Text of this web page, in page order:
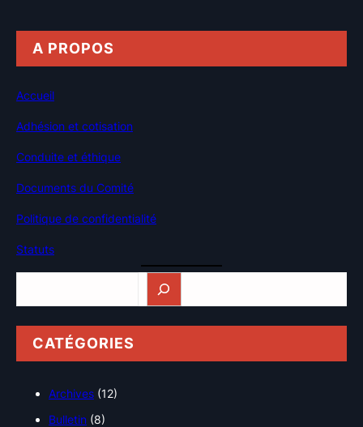
A PROPOS
Accueil
Adhésion et cotisation
Conduite et éthique
Documents du Comité
Politique de confidentialité
Statuts
CATÉGORIES
Archives (12)
Bulletin (8)